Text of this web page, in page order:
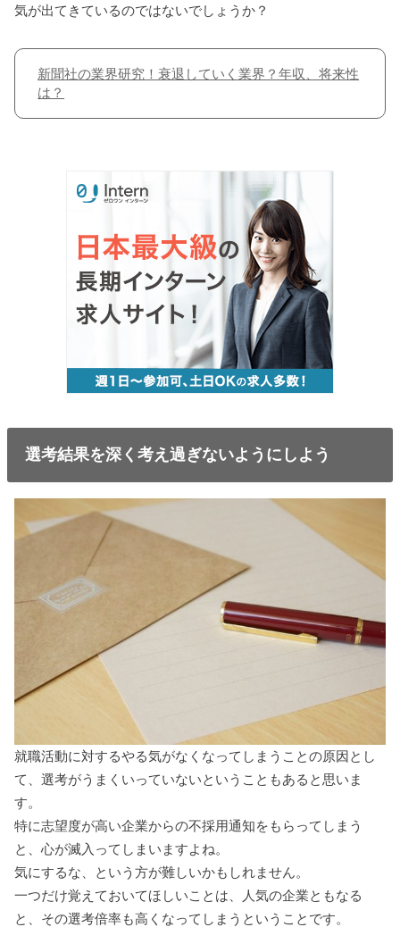
気が出てきているのではないでしょうか？
新聞社の業界研究！衰退していく業界？年収、将来性
は？
選考結果を深く考え過ぎないようにしよう
就職活動に対するやる気がなくなってしまうことの原因とし
て、選考がうまくいっていないということもあると思いま
す。
特に志望度が高い企業からの不採用通知をもらってしまう
と、心が滅入ってしまいますよね。
気にするな、という方が難しいかもしれません。
一つだけ覚えておいてほしいことは、人気の企業ともなる
と、その選考倍率も高くなってしまうということです。